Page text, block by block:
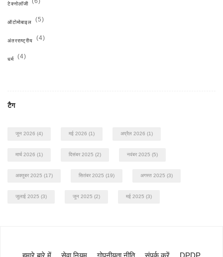
टेक्नोलॉजी
ऑटोमोबाइल (5)
अंतरराष्ट्रीय (4)
धर्म (4)
टैग
जून 2026 (4) मई 2026 (1) अप्रैल 2026 (1)
मार्च 2026 (1) दिसंबर 2025 (2) नवंबर 2025 (5)
अक्तूबर 2025 (17) सितंबर 2025 (19) अगस्त 2025 (3)
जुलाई 2025 (3) जून 2025 (2) मई 2025 (3)
हमारे बारे में सेवा नियम गोपनीयता नीति संपर्क करें DPDP